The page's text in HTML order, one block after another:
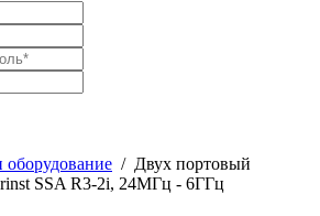
/ Двух портовый
SSA R3-2i, 24МГц - 6ГГц